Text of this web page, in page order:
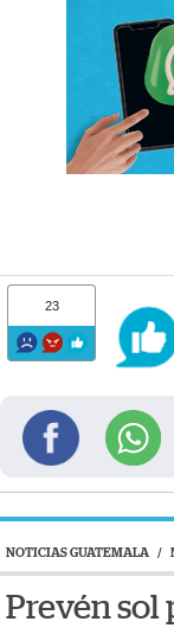
23
NOTICIAS GUATEMALA /
Prevén sol